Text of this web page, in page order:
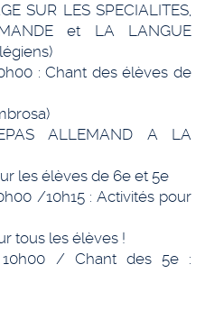
SUR LES SPECIALITES,
et LA LANGUE
: Chant des élèves de
ALLEMAND A LA
les élèves de 6e et 5e
/10h15 : Activités pour
tous les élèves !
10h00 / Chant des 5e :